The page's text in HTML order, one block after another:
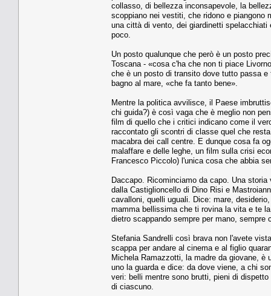
collasso, di bellezza inconsapevole, la
scoppiano nei vestiti, che ridono e piangono
una città di vento, dei giardinetti
poco.
Un posto qualunque che però è un posto
Toscana - «cosa c'ha che non ti piace
che è un posto di transito dove tutto passa
bagno al mare, «che fa tanto bene».
Mentre la politica avvilisce, il Paese
chi guida?) è così vaga che è meglio non
film di quello che i critici indicano come il
raccontato gli scontri di classe quel che
macabra dei call centre. E dunque cosa fa
malaffare e delle leghe, un film sulla crisi
Francesco Piccolo) l'unica cosa che abbia
Daccapo. Ricominciamo da capo. Una
dalla Castiglioncello di Dino Risi e
cavalloni, quelli uguali. Dice: mare,
mamma bellissima che ti rovina la vita e te
dietro scappando sempre per mano,
Stefania Sandrelli così brava non l'avete
scappa per andare al cinema e al figlio
Michela Ramazzotti, la madre da giovane, è
uno la guarda e dice: da dove viene, a chi
veri: belli mentre sono brutti, pieni di
di ciascuno.